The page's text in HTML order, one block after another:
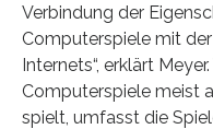
Verbindung der
Computerspiele mit
Internets“, erklärt
Computerspiele meist
spielt, umfasst die